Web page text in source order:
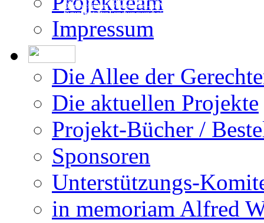
Impressum
Die Allee der
Die aktuellen Projekte
Projekt-Bücher /
Sponsoren
Unterstützungs-
in memoriam Alfred
Österreichischen Widerstandes - zur Ver-
fügung gestellten Forschungsergebnissen.